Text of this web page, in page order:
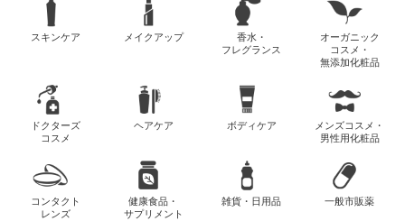
スキンケア メイクアップ
香水・
フレグランス
オーガニック
コスメ・
無添加化粧品
ドクターズ
コスメ
ヘアケア ボディケア
メンズコスメ・
男性用化粧品
コンタクト
レンズ
健康食品・
サプリメント
雑貨・日用品 一般市販薬